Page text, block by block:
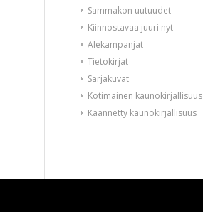
Sammakon uutuudet
Kiinnostavaa juuri nyt
Alekampanjat
Tietokirjat
Sarjakuvat
Kotimainen kaunokirjallisuus
Käännetty kaunokirjallisuus